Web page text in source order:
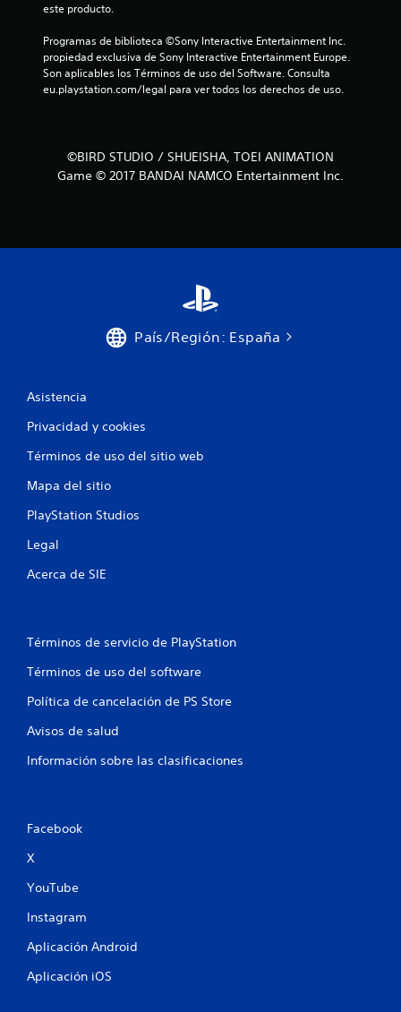
este producto.
Programas de biblioteca ©Sony Interactive Entertainment Inc.
propiedad exclusiva de Sony Interactive Entertainment Europe.
Son aplicables los Términos de uso del Software. Consulta
eu.playstation.com/legal para ver todos los derechos de uso.
©BIRD STUDIO / SHUEISHA, TOEI ANIMATION
Game © 2017 BANDAI NAMCO Entertainment Inc.
País/Región: España
Asistencia
Privacidad y cookies
Términos de uso del sitio web
Mapa del sitio
PlayStation Studios
Legal
Acerca de SIE
Términos de servicio de PlayStation
Términos de uso del software
Política de cancelación de PS Store
Avisos de salud
Información sobre las clasificaciones
Facebook
X
YouTube
Instagram
Aplicación Android
Aplicación iOS